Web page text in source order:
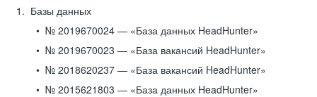
Базы данных
№ 2019670024 — «База данных HeadHunter»
№ 2019670023 — «База вакансий HeadHunter»
№ 2018620237 — «База вакансий HeadHunter»
№ 2015621803 — «База данных HeadHunter»